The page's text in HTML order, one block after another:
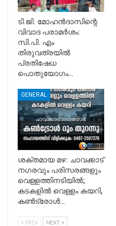
ടി.ജി. മോഹൻദാസിന്റെ
വിവാദ പരാമർശം:
സി.പി. എം
തിരുവത്രയിൽ
പ്രതിഷേധ
പൊതുയോഗം…
GENERAL
ശക്തമായ മഴ: ചാവക്കാട്
നഗരവും പരിസരങ്ങളും
വെള്ളത്തിനടിയിൽ;
കടകളിൽ വെള്ളം കയറി,
കൺട്രോൾ…
PREV NEXT